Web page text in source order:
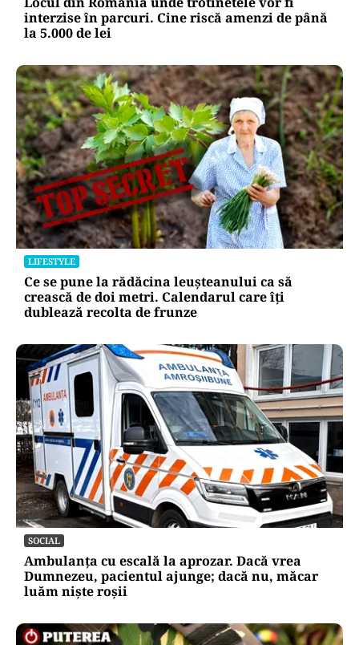
LIFESTYLE
Locul din România unde trotinetele vor fi
interzise în parcuri. Cine riscă amenzi de până
la 5.000 de lei
LIFESTYLE
Ce se pune la rădăcina leușteanului ca să
crească de doi metri. Calendarul care îți
dublează recolta de frunze